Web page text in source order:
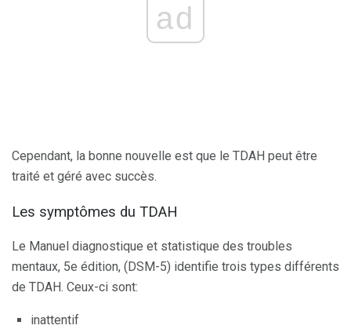
ad
Cependant, la bonne nouvelle est que le TDAH peut être
traité et géré avec succès.
Les symptômes du TDAH
Le Manuel diagnostique et statistique des troubles
mentaux, 5e édition, (DSM-5) identifie trois types différents
de TDAH. Ceux-ci sont:
inattentif